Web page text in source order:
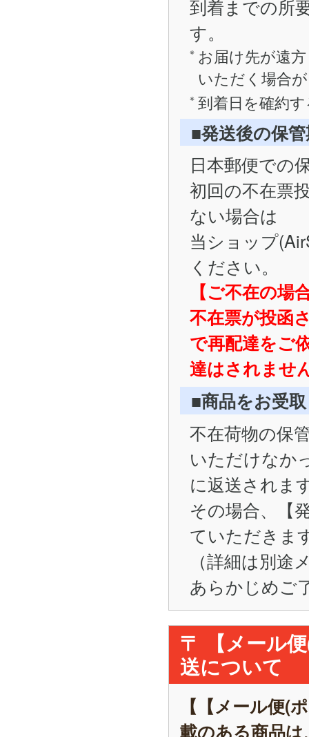
到着までの所
す。
お届け先が遠
いただく場合
到着日を確約
■発送後の保
日本郵便での
初回の不在票
ない場合は
当ショップ
ください。
【ご不在の場
不在票が投函
で再配達をご
達はされませ
■商品をお受
不在荷物の保
いただけなか
に返送されま
その場合、【
ていただきま
（詳細は別
あらかじめご
〒 【メール
送について
【【メール便(
載のある商品